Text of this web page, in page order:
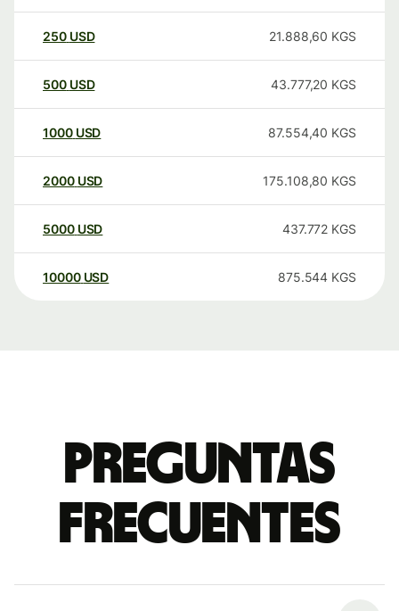
250 USD 21.888,60 KGS
500 USD 43.777,20 KGS
1000 USD 87.554,40 KGS
2000 USD 175.108,80 KGS
5000 USD 437.772 KGS
10000 USD 875.544 KGS
Preguntas
frecuentes